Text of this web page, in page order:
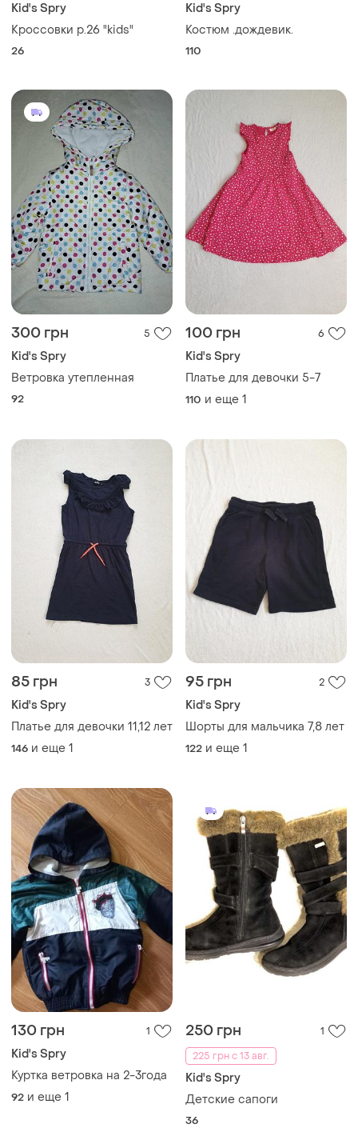
Kid's Spry
Кроссовки р.26 "kids"
26
Kid's Spry
Костюм .дождевик.
110
300 грн 5
Kid's Spry
Ветровка утепленная
92
100 грн 6
Kid's Spry
Платье для девочки 5-7
110 и еще 1
85 грн 3
Kid's Spry
Платье для девочки 11,12 лет
146 и еще 1
95 грн 2
Kid's Spry
Шорты для мальчика 7,8 лет
122 и еще 1
130 грн 1
Kid's Spry
Куртка ветровка на 2-3года
92 и еще 1
250 грн
1
225 грн с 13 авг.
Kid's Spry
Детские сапоги
36